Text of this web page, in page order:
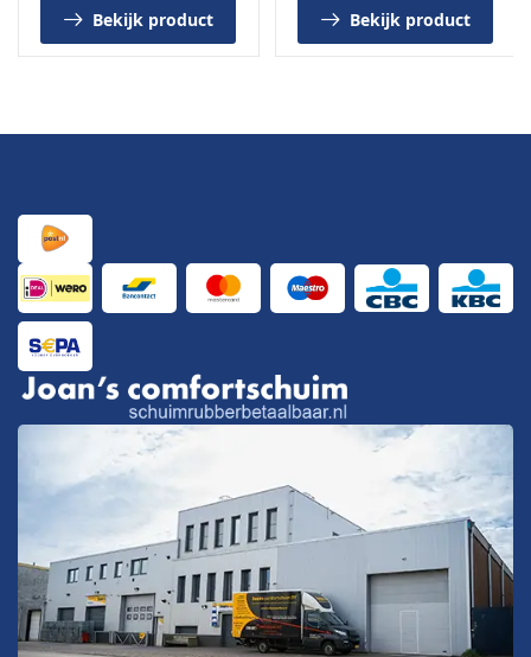
gelijkmatige hechting.
verpakkingen dienenaan beide zijdente worden
Bestelinformatie
Leverbaarper meterof per rol van 10 meter
Bestellingen van meerdere meters worden aan één
stuk geleverd
Knipstaal
verkrijgbaar om kleur en kwaliteit te
beoordelen
Bezoek onze showroom in IJmuiden
Wilt u de kleur en structuur eerst bekijken?
Kom dan langs in onze winkel en showroom in
IJmuiden.
Hier vindt u een ruim assortiment
naaldvilt,
schuimrubber en stoffeermaterialen voor camper,
boot en woning.
Bekijk product Bekijk product